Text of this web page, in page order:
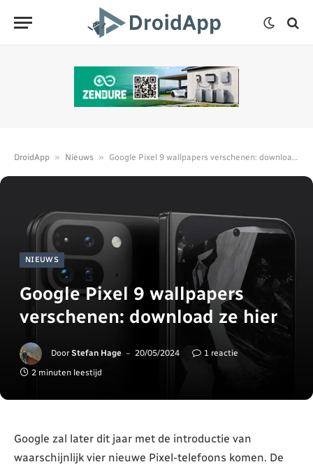
DroidApp » Nieuws » Google Pixel 9 wallpapers verschenen: download ze hier
NIEUWS
Google Pixel 9 wallpapers
verschenen: download ze hier
Door Stefan Hage 20/05/2024
1 reactie
2 minuten leestijd
Google zal later dit jaar met de introductie van
waarschijnlijk vier nieuwe Pixel-telefoons komen. De